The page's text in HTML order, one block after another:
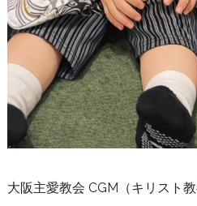
大阪主愛教会 CGM（キリスト教